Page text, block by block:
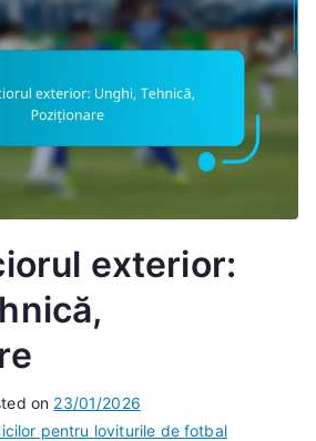
exterior:
on 23/01/2026
pentru loviturile de fotbal